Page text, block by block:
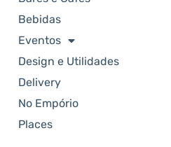
Bebidas
Eventos
Design e Utilidades
Delivery
No Empório
Places